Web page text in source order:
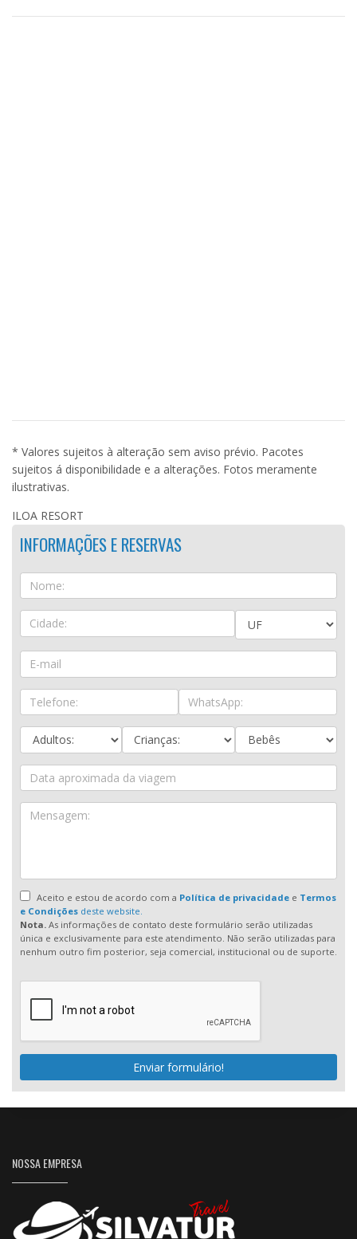
* Valores sujeitos à alteração sem aviso prévio. Pacotes
sujeitos á disponibilidade e a alterações. Fotos meramente
ilustrativas.
ILOA RESORT
INFORMAÇÕES E RESERVAS
Aceito e estou de acordo com a Política de privacidadee Termos
e Condições deste website.
Nota. As informações de contato deste formulário serão utilizadas
única e exclusivamente para este atendimento. Não serão utilizadas para
nenhum outro fim posterior, seja comercial, institucional ou de suporte.
Enviar formulário!
NOSSA EMPRESA